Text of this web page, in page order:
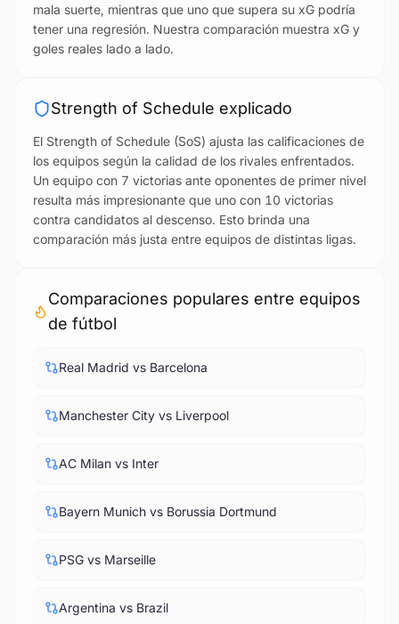
mala suerte, mientras que uno que supera su xG podría
tener una regresión. Nuestra comparación muestra xG y
goles reales lado a lado.
Strength of Schedule explicado
El Strength of Schedule (SoS) ajusta las calificaciones de
los equipos según la calidad de los rivales enfrentados.
Un equipo con 7 victorias ante oponentes de primer nivel
resulta más impresionante que uno con 10 victorias
contra candidatos al descenso. Esto brinda una
comparación más justa entre equipos de distintas ligas.
Comparaciones populares entre equipos
de fútbol
Real Madrid vs Barcelona
Manchester City vs Liverpool
AC Milan vs Inter
Bayern Munich vs Borussia Dortmund
PSG vs Marseille
Argentina vs Brazil